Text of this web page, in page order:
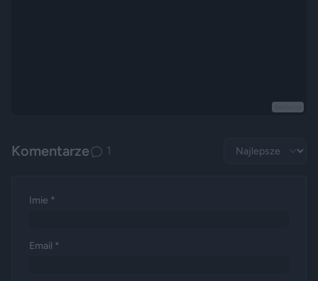
Komentarze 1
Imie *
Email *